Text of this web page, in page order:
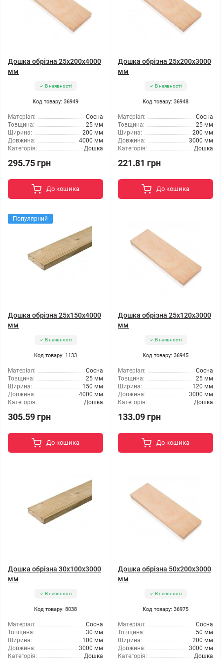
Дошка обрізна 25x200x4000
мм
В наявності
Код товару: 36949
Матеріал:
Сосна
Товщина:
25 мм
Ширина:
200 мм
Довжина:
4000 мм
Категорія:
Дошка
295.75 грн
До кошика
Дошка обрізна 25x200x3000
мм
В наявності
Код товару: 36948
Матеріал:
Сосна
Товщина:
25 мм
Ширина:
200 мм
Довжина:
3000 мм
Категорія:
Дошка
221.81 грн
До кошика
Популярний
Дошка обрізна 25x150x4000
мм
В наявності
Код товару: 1133
Матеріал:
Сосна
Товщина:
25 мм
Ширина:
150 мм
Довжина:
4000 мм
Категорія:
Дошка
305.59 грн
До кошика
Дошка обрізна 25x120x3000
мм
В наявності
Код товару: 36945
Матеріал:
Сосна
Товщина:
25 мм
Ширина:
120 мм
Довжина:
3000 мм
Категорія:
Дошка
133.09 грн
До кошика
Дошка обрізна 30x100x3000
мм
В наявності
Код товару: 8038
Матеріал:
Сосна
Товщина:
30 мм
Ширина:
100 мм
Довжина:
3000 мм
Категорія:
Дошка
Дошка обрізна 50x200x3000
мм
В наявності
Код товару: 36975
Матеріал:
Сосна
Товщина:
50 мм
Ширина:
200 мм
Довжина:
3000 мм
Категорія:
Дошка